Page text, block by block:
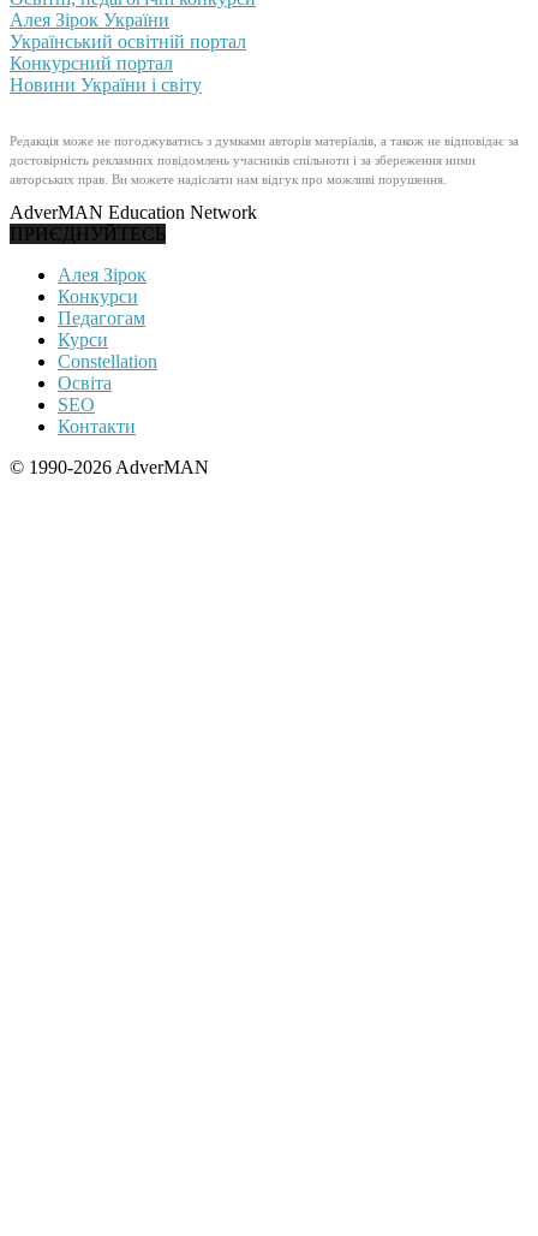
Алея Зірок України
Український освітній портал
Конкурсний портал
Новини України і світу
Редакція може не погоджуватись з думками авторів матеріалів, а також не відповідає за
достовірність рекламних повідомлень учасників спільноти і за збереження ними
авторських прав. Ви можете надіслати нам відгук про можливі порушення.
AdverMAN Education Network
ПРИЄДНУЙТЕСЬ
Алея Зірок
Конкурси
Педагогам
Курси
Constellation
Освіта
SEO
Контакти
© 1990-2026 AdverMAN